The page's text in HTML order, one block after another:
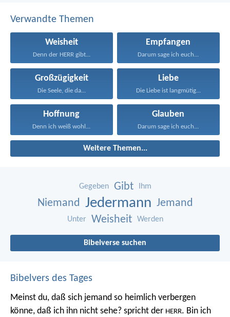
Verwandte Themen
Weisheit
Denn der HERR gibt...
Empfangen
Darum sage ich euch...
Großzügigkeit
Die Seele, die da...
Liebe
Die Liebe ist langmütig...
Hoffnung
Denn ich weiß wohl...
Glauben
Darum sage ich euch...
Weitere Themen...
Gegeben Gibt Ihm
Niemand Jedermann Jemand
Unter Weisheit Werden
Bibelverse suchen
Bibelvers des Tages
Meinst du, daß sich jemand so heimlich verbergen
könne, daß ich ihn nicht sehe? spricht der HERR. Bin ich